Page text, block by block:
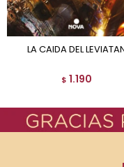
LA CAIDA DEL
$ 1.190